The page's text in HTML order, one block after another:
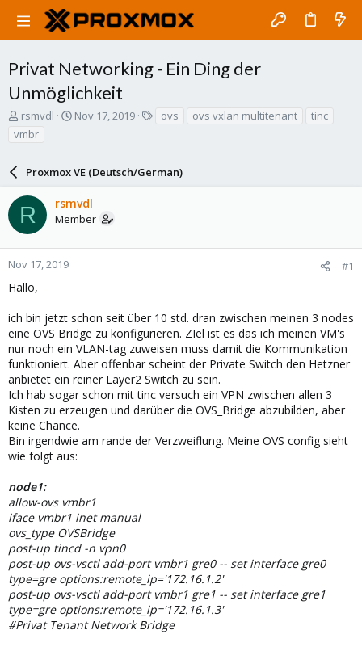
Privat Networking - Ein Ding der
Unmöglichkeit
T
r
d
s
a
r
t
r
rsmvdl
S
t
d
a
t
Nov 17, 2019 ovs ovs vxlan multitenant
tinc
vmbr
Proxmox VE (Deutsch/German)
R rsmvdl
Member
Nov 17, 2019 #1
Hallo,
ich bin jetzt schon seit über 10 std. dran zwischen meinen 3 nodes
eine OVS Bridge zu konfigurieren. ZIel ist es das ich meinen VM's
nur noch ein VLAN-tag zuweisen muss damit die Kommunikation
funktioniert. Aber offenbar scheint der Private Switch den Hetzner
anbietet ein reiner Layer2 Switch zu sein.
Ich hab sogar schon mit tinc versuch ein VPN zwischen allen 3
Kisten zu erzeugen und darüber die OVS_Bridge abzubilden, aber
keine Chance.
Bin irgendwie am rande der Verzweiflung. Meine OVS config sieht
wie folgt aus:
node1:
allow-ovs vmbr1
iface vmbr1 inet manual
ovs_type OVSBridge
post-up tincd -n vpn0
post-up ovs-vsctl add-port vmbr1 gre0 -- set interface gre0
type=gre options:remote_ip='172.16.1.2'
post-up ovs-vsctl add-port vmbr1 gre1 -- set interface gre1
type=gre options:remote_ip='172.16.1.3'
#Privat Tenant Network Bridge